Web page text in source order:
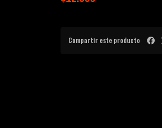
Compartir este producto